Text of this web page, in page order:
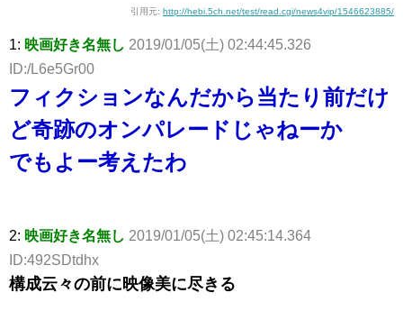
引用元: http://hebi.5ch.net/test/read.cgi/news4vip/1546623885/
1: 映画好き名無し 2019/01/05(土) 02:44:45.326
ID:/L6e5Gr00
フィクションなんだから当たり前だけ
ど奇跡のオンパレードじゃねーか
でもよー考えたわ
2: 映画好き名無し 2019/01/05(土) 02:45:14.364
ID:492SDtdhx
構成云々の前に映像美に尽きる